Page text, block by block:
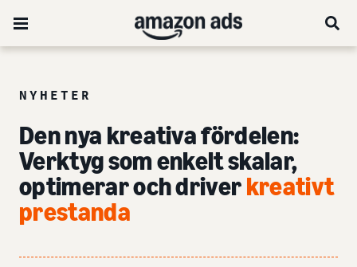
NYHETER
Den nya kreativa fördelen:
Verktyg som enkelt skalar,
optimerar och driverkreativt
prestanda